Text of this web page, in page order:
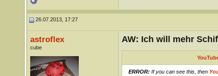
26.07.2013, 17:27
astroflex
cube
AW: Ich will mehr
ERROR: If you can see this, then